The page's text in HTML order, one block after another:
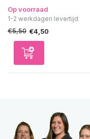
Op voorraad
1-2 werkdagen levertijd
€5,50 €4,50